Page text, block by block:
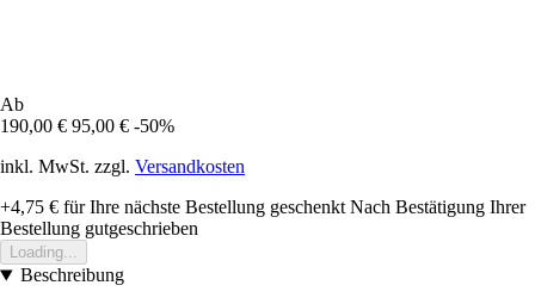
Ab
190,00 € 95,00 € -50%
inkl. MwSt. zzgl. Versandkosten
+4,75 € für Ihre nächste Bestellung geschenkt Nach Bestätigung Ihrer
Bestellung gutgeschrieben
Loading...
Beschreibung